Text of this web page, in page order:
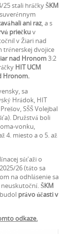
25 stali hráčkyŠKM
ani raz, a s
priečkuv
v Žiari nad
trénerskej dvojice
nad Hronom3:2
HIT UCM
Hronom.
sa
Hrádok, HIT
SŠŠ Volejbal
Družstvá boli
vonku,
4. miesto a o 5. až
súťaži o
26 (táto sa
na odhlásenie sa
neuskutoční.ŠKM
právo účasti v
odkaze.